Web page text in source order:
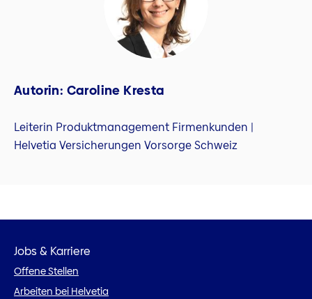
Autorin: Caroline Kresta
Leiterin Produktmanagement Firmenkunden |
Helvetia Versicherungen Vorsorge Schweiz
Jobs & Karriere
Offene Stellen
Arbeiten bei Helvetia